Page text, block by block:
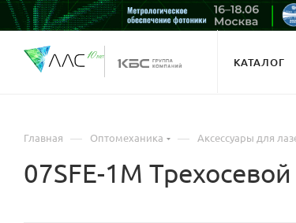
КАТАЛОГ
Главная — Оптомеханика — Аксессуары для
07SFE-1M